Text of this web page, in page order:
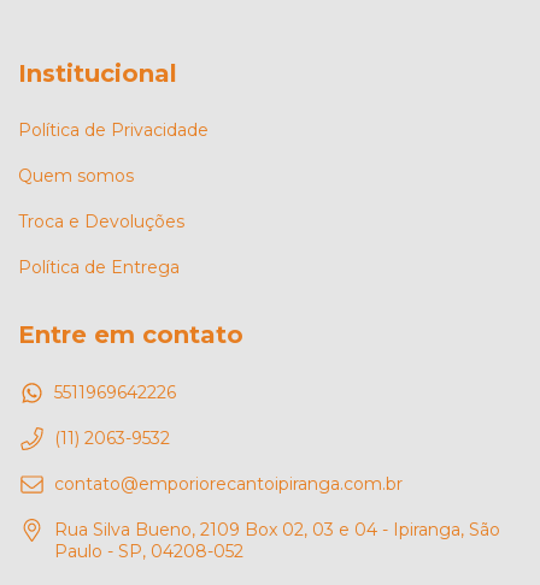
Institucional
Política de Privacidade
Quem somos
Troca e Devoluções
Política de Entrega
Entre em contato
5511969642226
(11) 2063-9532
contato@emporiorecantoipiranga.com.br
Rua Silva Bueno, 2109 Box 02, 03 e 04 - Ipiranga, São
Paulo - SP, 04208-052